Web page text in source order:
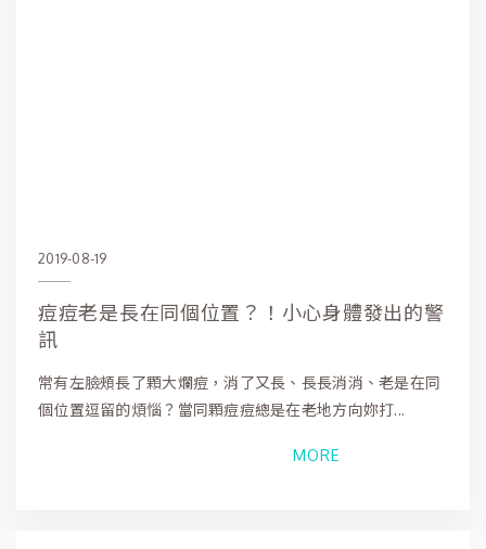
2019-08-19
痘痘老是長在同個位置？！小心身體發出的警
訊
常有左臉頰長了顆大爛痘，消了又長、長長消消、老是在同
個位置逗留的煩惱？當同顆痘痘總是在老地方向妳打...
MORE